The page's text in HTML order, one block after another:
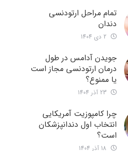
تمام مراحل ارتودنسی
دندان
جویدن آدامس در طول
درمان ارتودنسی مجاز است
یا ممنوع؟
چرا کامپوزیت آمریکایی
انتخاب اول دندانپزشکان
است؟